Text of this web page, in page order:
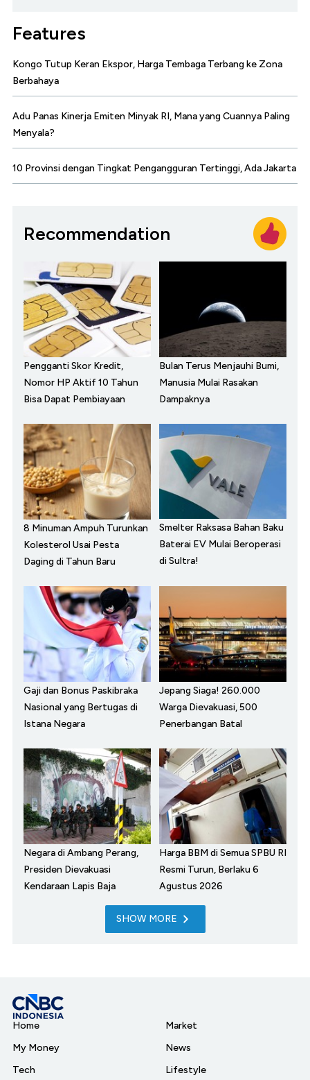
Features
Kongo Tutup Keran Ekspor, Harga Tembaga Terbang ke Zona
Berbahaya
Adu Panas Kinerja Emiten Minyak RI, Mana yang Cuannya Paling
Menyala?
10 Provinsi dengan Tingkat Pengangguran Tertinggi, Ada Jakarta
Recommendation
Pengganti Skor Kredit,
Nomor HP Aktif 10 Tahun
Bisa Dapat Pembiayaan
Bulan Terus Menjauhi Bumi,
Manusia Mulai Rasakan
Dampaknya
8 Minuman Ampuh Turunkan
Kolesterol Usai Pesta
Daging di Tahun Baru
Smelter Raksasa Bahan Baku
Baterai EV Mulai Beroperasi
di Sultra!
Gaji dan Bonus Paskibraka
Nasional yang Bertugas di
Istana Negara
Jepang Siaga! 260.000
Warga Dievakuasi, 500
Penerbangan Batal
Negara di Ambang Perang,
Presiden Dievakuasi
Kendaraan Lapis Baja
Harga BBM di Semua SPBU RI
Resmi Turun, Berlaku 6
Agustus 2026
SHOW MORE
Home
My Money
Tech
Market
News
Lifestyle